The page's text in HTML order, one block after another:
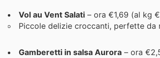
Vol au Vent Salati – ora €1,69 (al kg
Piccole delizie croccanti, perfette da
Gamberetti in salsa Aurora – ora